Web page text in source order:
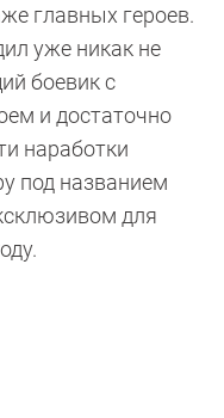
главных героев.
уже никак не
боевик с
и достаточно
наработки
под названием
для